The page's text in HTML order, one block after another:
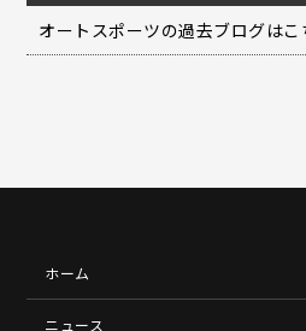
オートスポーツの過去ブログはこ
ホーム
ニュース